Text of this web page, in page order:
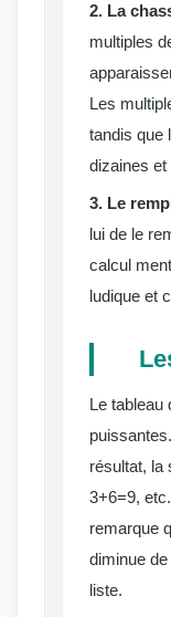
2. La
multiples
Les
tandis que
dizaines
3. Le
lui de le
calcul
ludique et
Le tableau
résultat,
3+6=9,
remarque
diminue
liste.